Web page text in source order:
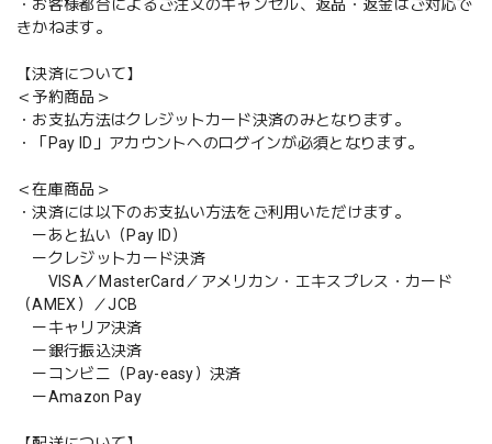
・お客様都合によるご注文のキャンセル、返品・返金はご対応で
きかねます。
【決済について】
＜予約商品＞
・お支払方法はクレジットカード決済のみとなります。
・「Pay ID」アカウントへのログインが必須となります。
＜在庫商品＞
・決済には以下のお支払い方法をご利用いただけます。
ーあと払い（Pay ID）
ークレジットカード決済
VISA／MasterCard／アメリカン・エキスプレス・カード
（AMEX）／JCB
ーキャリア決済
ー銀行振込決済
ーコンビニ（Pay-easy）決済
ーAmazon Pay